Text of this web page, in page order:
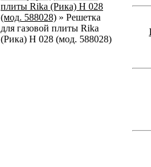
плиты Rika (Рика) Н 028
(мод. 588028) » Решетка
для газовой плиты Rika
(Рика) Н 028 (мод. 588028)